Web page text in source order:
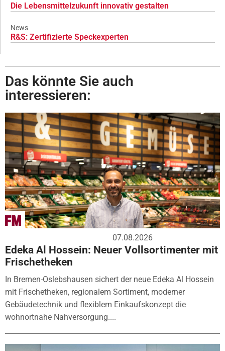
Die Lebensmittelzukunft innovativ gestalten
News
R&S: Zertifizierte Speckexperten
Das könnte Sie auch
interessieren:
07.08.2026
Edeka Al Hossein: Neuer Vollsortimenter mit
Frischetheken
In Bremen-Oslebshausen sichert der neue Edeka Al Hossein
mit Frischetheken, regionalem Sortiment, moderner
Gebäudetechnik und flexiblem Einkaufskonzept die
wohnortnahe Nahversorgung....